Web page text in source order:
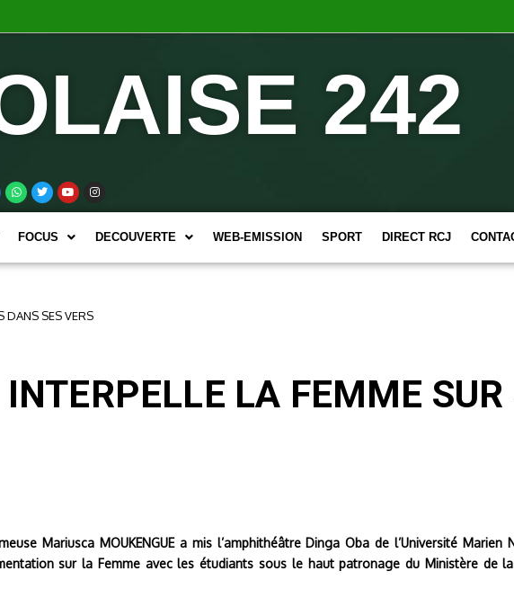
242
FOCUS DECOUVERTE WEB-EMISSION SPORT DIRECT RCJ
DANS SES VERS
LA FEMME SUR
Mariusca MOUKENGUE a mis l’amphithéâtre Dinga Oba de l’Université Marien
sur la Femme avec les étudiants sous le haut patronage du Ministère de